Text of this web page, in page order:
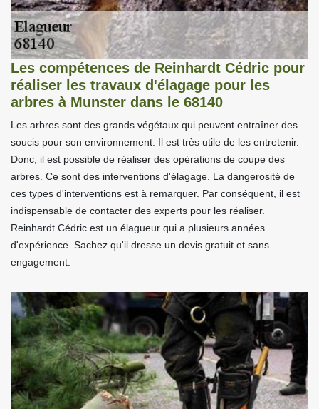
Les compétences de Reinhardt Cédric pour
réaliser les travaux d'élagage pour les
arbres à Munster dans le 68140
Les arbres sont des grands végétaux qui peuvent entraîner des
soucis pour son environnement. Il est très utile de les entretenir.
Donc, il est possible de réaliser des opérations de coupe des
arbres. Ce sont des interventions d'élagage. La dangerosité de
ces types d'interventions est à remarquer. Par conséquent, il est
indispensable de contacter des experts pour les réaliser.
Reinhardt Cédric est un élagueur qui a plusieurs années
d'expérience. Sachez qu'il dresse un devis gratuit et sans
engagement.